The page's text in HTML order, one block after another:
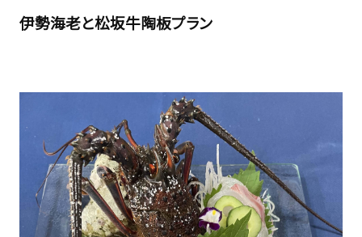
伊勢海老と松坂牛陶板プラン